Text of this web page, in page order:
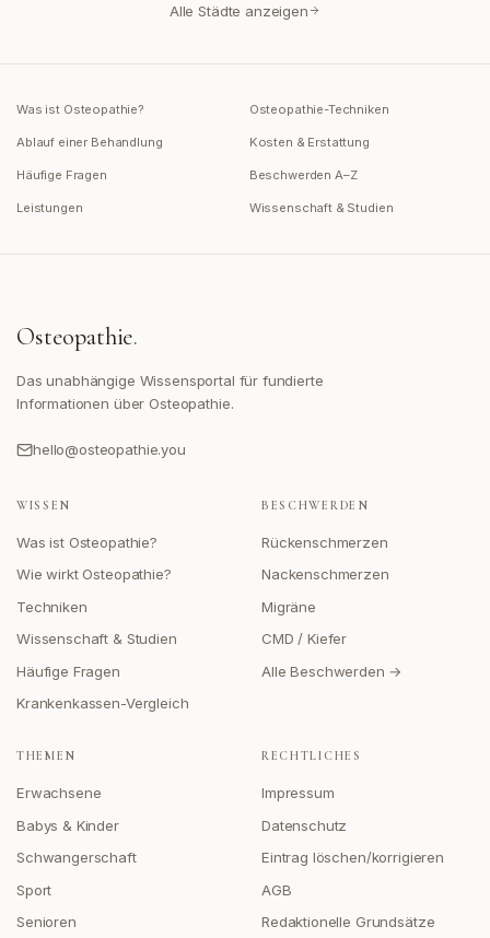
Alle Städte anzeigen
Was ist Osteopathie? Osteopathie-Techniken
Ablauf einer Behandlung Kosten & Erstattung
Häufige Fragen Beschwerden A–Z
Leistungen Wissenschaft & Studien
Osteopathie.
Das unabhängige Wissensportal für fundierte
Informationen über Osteopathie.
hello@osteopathie.you
WISSEN
Was ist Osteopathie?
Wie wirkt Osteopathie?
Techniken
Wissenschaft & Studien
Häufige Fragen
Krankenkassen-Vergleich
BESCHWERDEN
Rückenschmerzen
Nackenschmerzen
Migräne
CMD / Kiefer
Alle Beschwerden →
THEMEN
Erwachsene
Babys & Kinder
Schwangerschaft
Sport
Senioren
RECHTLICHES
Impressum
Datenschutz
Eintrag löschen/korrigieren
AGB
Redaktionelle Grundsätze